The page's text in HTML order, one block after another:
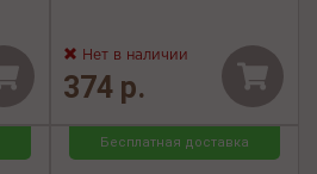
Нет в наличии
374 р.
Бесплатная доставка